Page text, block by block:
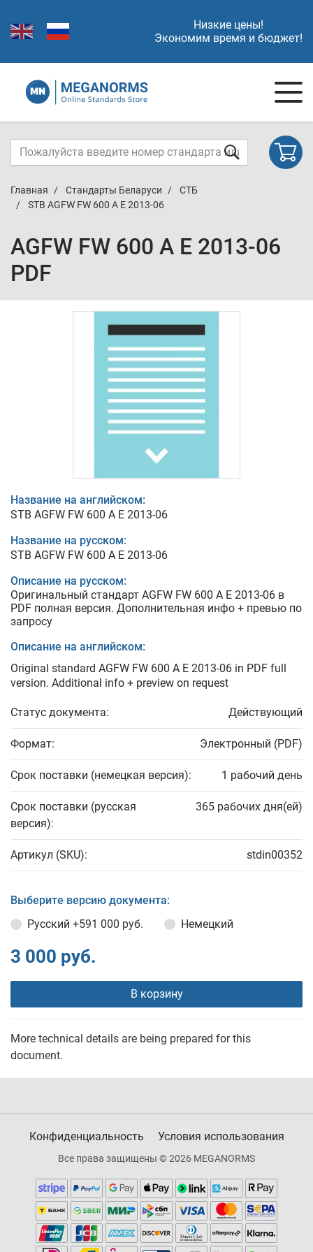
Низкие цены!
Экономим время и бюджет!
Главная Стандарты Беларуси
СТБ
STB AGFW FW 600 A E 2013-06
AGFW FW 600 A E 2013-06
PDF
Название на английском:
STB AGFW FW 600 A E 2013-06
Название на русском:
STB AGFW FW 600 A E 2013-06
Описание на русском:
Оригинальный стандарт AGFW FW 600 A E 2013-06 в
PDF полная версия. Дополнительная инфо + превью по
запросу
Описание на английском:
Original standard AGFW FW 600 A E 2013-06 in PDF full
version. Additional info + preview on request
Статус документа: Действующий
Формат: Электронный (PDF)
Срок поставки (немецкая версия): 1 рабочий день
Срок поставки (русская
версия):
365 рабочих дня(ей)
Артикул (SKU): stdin00352
Выберите версию документа:
Русский +591 000 руб. Немецкий
3 000 руб.
В корзину
More technical details are being prepared for this
document.
Конфиденциальность Условия использования
Все права защищены © 2026 MEGANORMS